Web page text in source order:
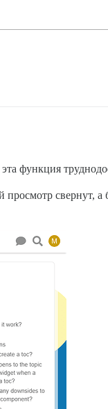
функция
свернут, а